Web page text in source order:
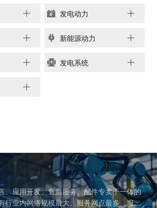
服务
洲、非
船电驻
电销
湖
地均有
线：
发电动力
新能源动力
发电系统
、应用开发、售后服务、配件专卖于一体的
行业内网络规模最大、服务网点最多、服务